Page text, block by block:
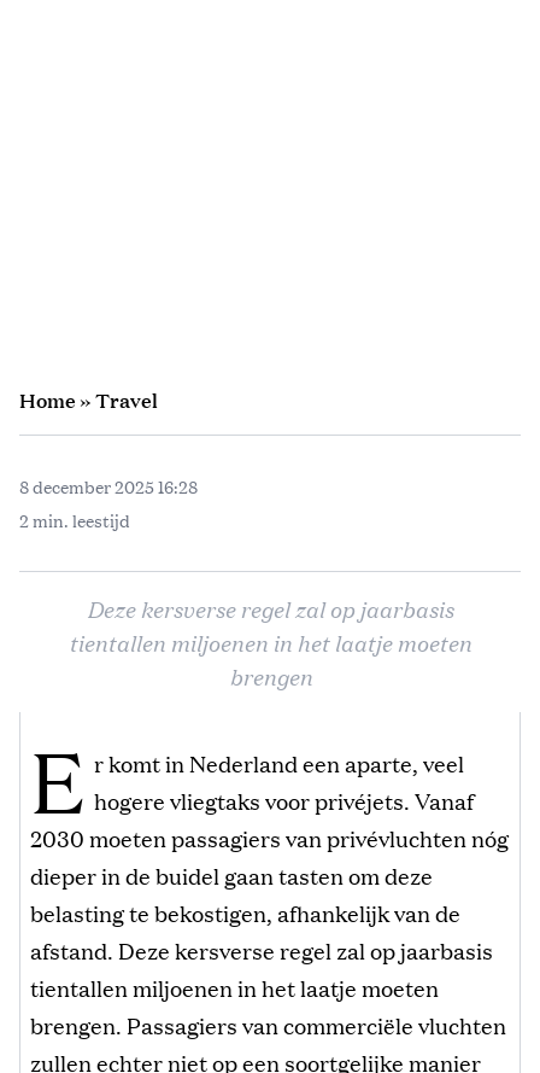
Home»Travel
8 december 2025 16:28
2 min. leestijd
Deze kersverse regel zal op jaarbasis
tientallen miljoenen in het laatje moeten
brengen
E r komt in Nederland een aparte, veel
hogere vliegtaks voor privéjets. Vanaf
2030 moeten passagiers van privévluchten nóg
dieper in de buidel gaan tasten om deze
belasting te bekostigen, afhankelijk van de
afstand. Deze kersverse regel zal op jaarbasis
tientallen miljoenen in het laatje moeten
brengen. Passagiers van commerciële vluchten
zullen echter niet op een soortgelijke manier